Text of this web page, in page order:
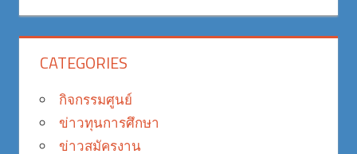
CATEGORIES
กิจกรรมศูนย์
ข่าวทุนการศึกษา
ข่าวสมัครงาน